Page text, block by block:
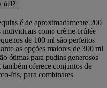
útil?
é de aproximadamente 200
individuais como crème brûlée
de 100 ml são perfeitos
as opções maiores de 300 ml
ótimas para pudins generosos
também oferece conjuntos de
íris, para combinares